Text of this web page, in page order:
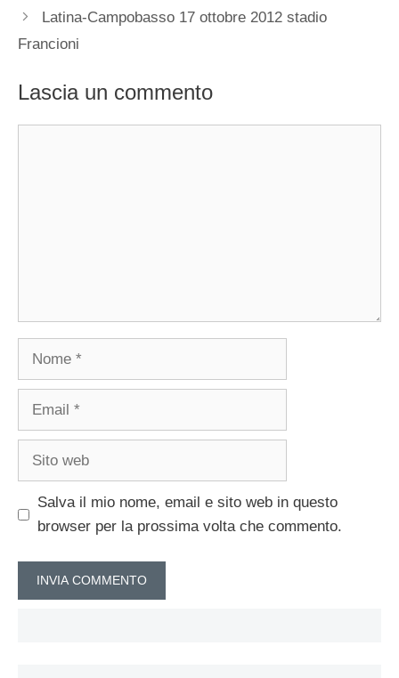
Latina-Campobasso 17 ottobre 2012 stadio
Francioni
Lascia un commento
Nome
Email
Sito
Salva il mio nome, email e sito web in questo
browser per la prossima volta che commento.